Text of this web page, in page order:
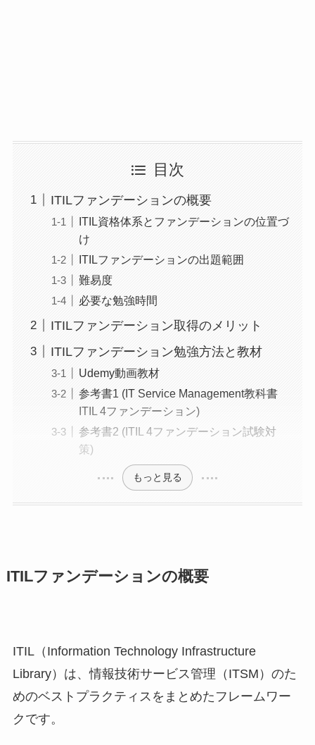
目次
ITILファンデーションの概要
ITIL資格体系とファンデーションの位置づ
け
ITILファンデーションの出題範囲
難易度
必要な勉強時間
ITILファンデーション取得のメリット
ITILファンデーション勉強方法と教材
Udemy動画教材
参考書1 (IT Service Management教科書
ITIL 4ファンデーション)
参考書2 (ITIL 4ファンデーション試験対
策)
もっと見る
ITILファンデーションの概要
ITIL（Information Technology Infrastructure
Library）は、情報技術サービス管理（ITSM）のた
めのベストプラクティスをまとめたフレームワー
クです。